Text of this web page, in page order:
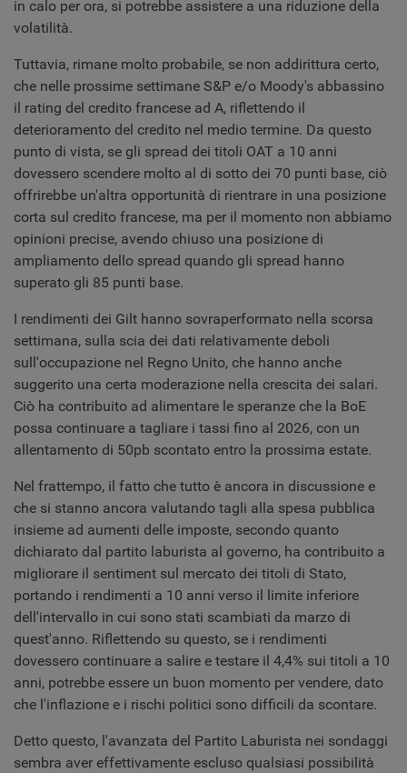
in calo per ora, si potrebbe assistere a una riduzione della
volatilità.
Tuttavia, rimane molto probabile, se non addirittura certo,
che nelle prossime settimane S&P e/o Moody's abbassino
il rating del credito francese ad A, riflettendo il
deterioramento del credito nel medio termine. Da questo
punto di vista, se gli spread dei titoli OAT a 10 anni
dovessero scendere molto al di sotto dei 70 punti base, ciò
offrirebbe un'altra opportunità di rientrare in una posizione
corta sul credito francese, ma per il momento non abbiamo
opinioni precise, avendo chiuso una posizione di
ampliamento dello spread quando gli spread hanno
superato gli 85 punti base.
I rendimenti dei Gilt hanno sovraperformato nella scorsa
settimana, sulla scia dei dati relativamente deboli
sull'occupazione nel Regno Unito, che hanno anche
suggerito una certa moderazione nella crescita dei salari.
Ciò ha contribuito ad alimentare le speranze che la BoE
possa continuare a tagliare i tassi fino al 2026, con un
allentamento di 50pb scontato entro la prossima estate.
Nel frattempo, il fatto che tutto è ancora in discussione e
che si stanno ancora valutando tagli alla spesa pubblica
insieme ad aumenti delle imposte, secondo quanto
dichiarato dal partito laburista al governo, ha contribuito a
migliorare il sentiment sul mercato dei titoli di Stato,
portando i rendimenti a 10 anni verso il limite inferiore
dell'intervallo in cui sono stati scambiati da marzo di
quest'anno. Riflettendo su questo, se i rendimenti
dovessero continuare a salire e testare il 4,4% sui titoli a 10
anni, potrebbe essere un buon momento per vendere, dato
che l'inflazione e i rischi politici sono difficili da scontare.
Detto questo, l'avanzata del Partito Laburista nei sondaggi
sembra aver effettivamente escluso qualsiasi possibilità